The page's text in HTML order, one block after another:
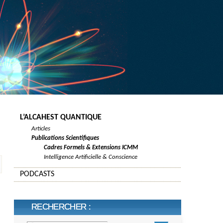
L’ALCAHEST QUANTIQUE
Articles
Publications Scientifiques
Cadres Formels & Extensions ICMM
Intelligence Artificielle & Conscience
PODCASTS
RECHERCHER :